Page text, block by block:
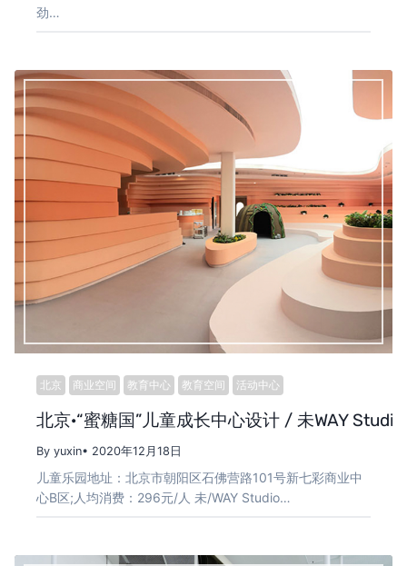
劲…
北京 商业空间 教育中心 教育空间 活动中心
北京·“蜜糖国”儿童成长中心设计 / 未WAY Studio
By yuxin• 2020年12月18日
儿童乐园地址：北京市朝阳区石佛营路101号新七彩商业中
心B区;人均消费：296元/人 未/WAY Studio…